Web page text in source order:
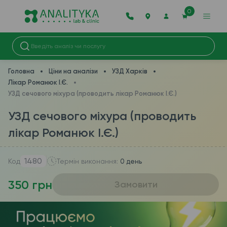
0
Головна Ціни на аналізи
УЗД Харків
Лікар Романюк І.Є.
УЗД сечового міхура (проводить лікар Романюк І.Є.)
УЗД сечового міхура (проводить
лікар Романюк І.Є.)
Код 1480 Термін виконання: 0 день
350 грн Замовити